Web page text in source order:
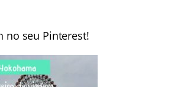
no seu Pinterest!